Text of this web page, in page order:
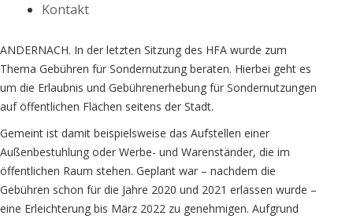
Kontakt
ANDERNACH. In der letzten Sitzung des HFA wurde zum
Thema Gebühren für Sondernutzung beraten. Hierbei geht es
um die Erlaubnis und Gebührenerhebung für Sondernutzungen
auf öffentlichen Flächen seitens der Stadt.
Gemeint ist damit beispielsweise das Aufstellen einer
Außenbestuhlung oder Werbe- und Warenständer, die im
öffentlichen Raum stehen. Geplant war – nachdem die
Gebühren schon für die Jahre 2020 und 2021 erlassen wurde –
eine Erleichterung bis März 2022 zu genehmigen. Aufgrund